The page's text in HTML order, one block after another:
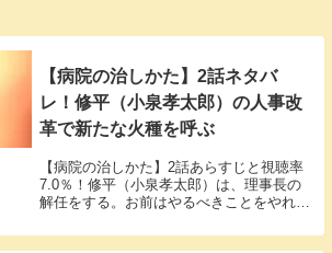
【病院の治しかた】2話ネタバ
レ！修平（小泉孝太郎）の人事改
革で新たな火種を呼ぶ
【病院の治しかた】2話あらすじと視聴率
7.0％！修平（小泉孝太郎）は、理事長の
解任をする。お前はやるべきことをやれ、
事改革だった。